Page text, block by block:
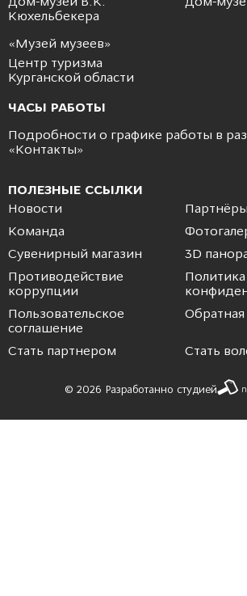
Кюхельбекера
«Музей музеев»
Центр туризма
Курганской области
ЧАСЫ РАБОТЫ
Подробности о графике работы в
« Контакты»
ПОЛЕЗНЫЕ ССЫЛКИ
Новости
Партнёры
Команда
Сувенирный магазин
3D
Противодействие
коррупции
Политика
Пользовательское
соглашение
Обратная
Стать партнером Стать
© 2026 Разработанно студией